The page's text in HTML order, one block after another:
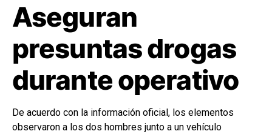
Aseguran
presuntas drogas
durante operativo
De acuerdo con la información oficial, los elementos
observaron a los dos hombres junto a un vehículo